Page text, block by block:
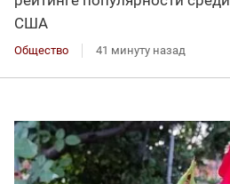
США
Общество 41 минуту назад